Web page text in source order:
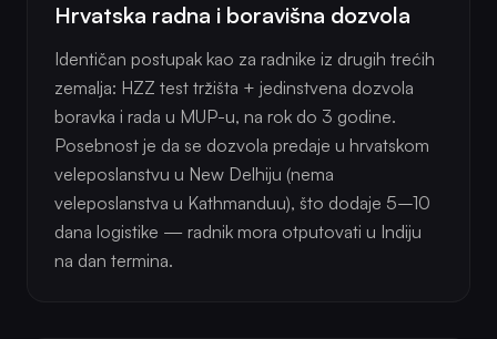
Hrvatska radna i boravišna dozvola
Identičan postupak kao za radnike iz drugih trećih
zemalja: HZZ test tržišta + jedinstvena dozvola
boravka i rada u MUP-u, na rok do 3 godine.
Posebnost je da se dozvola predaje u hrvatskom
veleposlanstvu u New Delhiju (nema
veleposlanstva u Kathmanduu), što dodaje 5–10
dana logistike — radnik mora otputovati u Indiju
na dan termina.